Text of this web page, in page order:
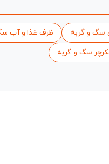
سگ و گربه ظرف غذا و آب
سگ و گربه